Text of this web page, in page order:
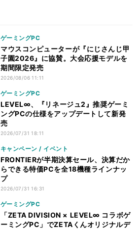
ゲーミングPC
マウスコンピューターが『にじさんじ甲
子園2026』に協賛。大会応援モデルを
期間限定発売
2026/08/06 11:11
ゲーミングPC
LEVEL∞、『リネージュ2』推奨ゲーミ
ングPCの仕様をアップデートして新発
売
2026/07/31 18:11
キャンペーン / イベント
FRONTIERが半期決算セール、決算だか
らできる特価PCを全18機種ラインナッ
プ
2026/07/31 16:31
ゲーミングPC
「ZETA DIVISION × LEVEL∞ コラボゲ
ーミングPC」でZETAくんオリジナルデ